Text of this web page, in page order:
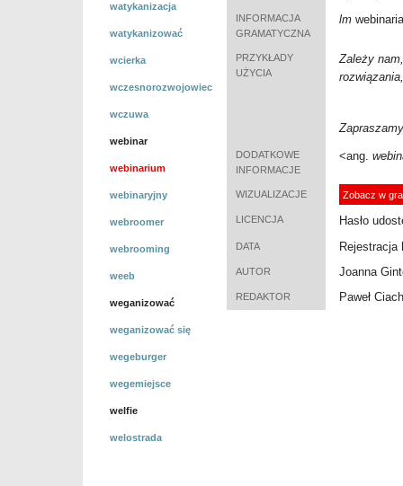
watykanizacja
watykanizować
wcierka
wczesnorozwojowiec
wczuwa
webinar
webinarium
webinaryjny
webroomer
webrooming
weeb
weganizować
weganizować się
wegeburger
wegemiejsce
welfie
welostrada
INFORMACJA
GRAMATYCZNA
lm webinaria
PRZYKŁADY
UŻYCIA
Zależy
DODATKOWE
INFORMACJE
<ang.
WIZUALIZACJE Zobacz w
LICENCJA Hasło
DATA Rejestracja
AUTOR Joanna
REDAKTOR Paweł Ciach